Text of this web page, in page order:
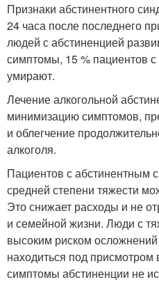
Признаки абстинентного
24 часа после последнего
людей с абстиненцией
симптомы, 15 % пациентов
умирают.
Лечение алкогольной
минимизацию симптомов,
и облегчение
алкоголя.
Пациентов с абстинентным
средней степени тяжести
Это снижает расходы и не
и семейной жизни. Люди с
высоким риском
находиться под присмотром
симптомы абстиненции не